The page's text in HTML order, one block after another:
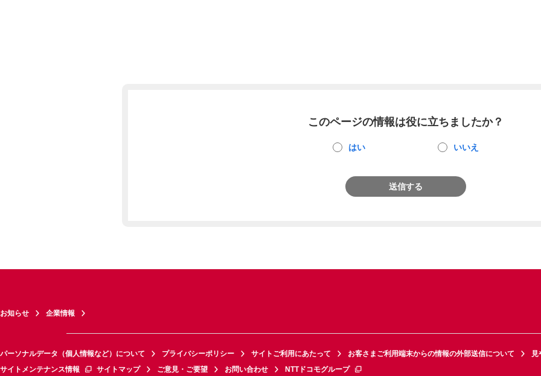
このページの情報は役に立ちましたか？
はい いいえ
送信する
お知らせ 企業情報
パーソナルデータ（個人情報など）について プライバシーポリシー サイトご利用にあたって お客さまご利用端末からの情報の外部送信について
見
サイトメンテナンス情報
サイトマップ ご意見・ご要望 お問い合わせ NTTドコモグループ